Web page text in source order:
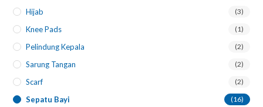
Hijab (3)
Knee Pads (1)
Pelindung Kepala (2)
Sarung Tangan (2)
Scarf (2)
Sepatu Bayi (16)